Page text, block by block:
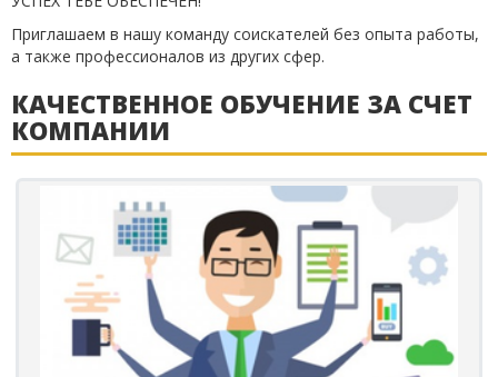
Приглашаем в нашу команду соискателей без опыта работы,
а также профессионалов из других сфер.
КАЧЕСТВЕННОЕ ОБУЧЕНИЕ ЗА СЧЕТ
КОМПАНИИ